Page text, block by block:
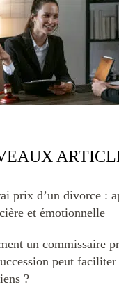
prix d’un divorce :
et émotionnelle
un commissaire
peut
?